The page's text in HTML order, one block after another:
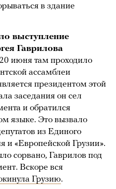
в здание
выступление
Гаврилова
июня там проходило
ассамблеи
президентом этой
заседания он сел
и обратился
языке. Это вызвало
из Единого
и «Европейской Грузии».
сорвано, Гаврилов под
Вскоре вся
Грузию.